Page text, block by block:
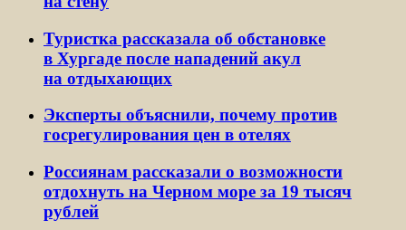
Туристка рассказала об обстановке
в Хургаде после нападений акул
на отдыхающих
Эксперты объяснили, почему против
госрегулирования цен в отелях
Россиянам рассказали о возможности
отдохнуть на Черном море за 19 тысяч
рублей